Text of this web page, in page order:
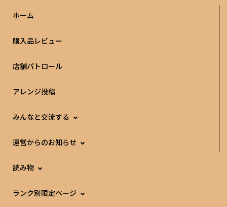
ホーム
購入品レビュー
店舗パトロール
アレンジ投稿
みんなと交流する
運営からのお知らせ
読み物
ランク別限定ページ